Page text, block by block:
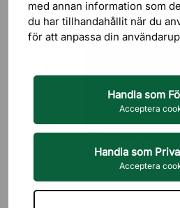
med annan information som
du har tillhandahållit när du
för att anpassa din
Handla som
Acceptera
Handla som
Acceptera